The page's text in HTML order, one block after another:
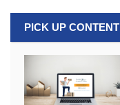
PICK UP CONTENT